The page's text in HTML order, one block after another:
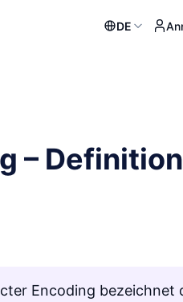
DE
–
Encoding bezeichnet